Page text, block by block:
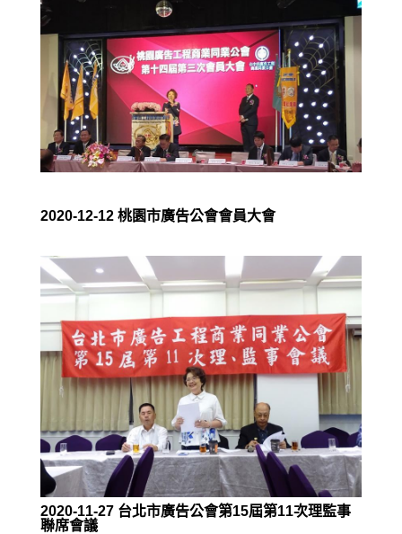
2020-12-12 桃園市廣告公會會員大會
2020-11-27 台北市廣告公會第15屆第11次理監事
聯席會議